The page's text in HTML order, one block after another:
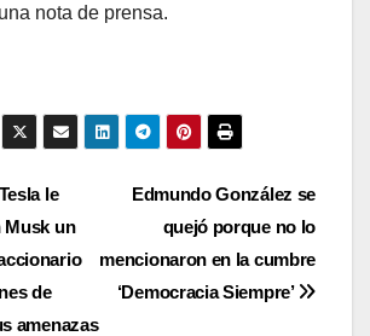
nota de prensa.
Edmundo González se
quejó porque no lo
mencionaron en la cumbre
‘Democracia Siempre’
le
Musk un
de
amenazas